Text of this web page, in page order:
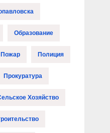
Образование
Пожар Полиция
Прокуратура
Хозяйство